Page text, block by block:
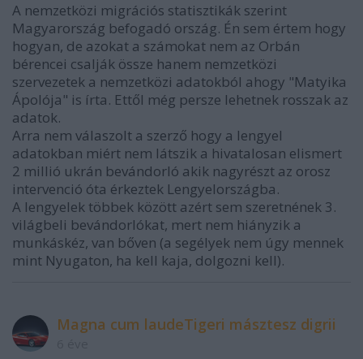
A nemzetközi migrációs statisztikák szerint
Magyarország befogadó ország. Én sem értem hogy
hogyan, de azokat a számokat nem az Orbán
bérencei csalják össze hanem nemzetközi
szervezetek a nemzetközi adatokból ahogy "Matyika
Ápolója" is írta. Ettől még persze lehetnek rosszak az
adatok.
Arra nem válaszolt a szerző hogy a lengyel
adatokban miért nem látszik a hivatalosan elismert
2 millió ukrán bevándorló akik nagyrészt az orosz
intervenció óta érkeztek Lengyelországba.
A lengyelek többek között azért sem szeretnének 3.
világbeli bevándorlókat, mert nem hiányzik a
munkáskéz, van bőven (a segélyek nem úgy mennek
mint Nyugaton, ha kell kaja, dolgozni kell).
Magna cum laudeTigeri másztesz digrii